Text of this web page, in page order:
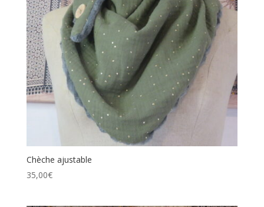
Chèche ajustable
35,00€